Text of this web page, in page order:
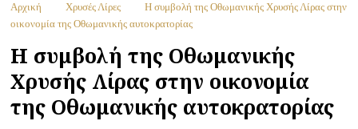
Αρχική Χρυσές Λίρες
Η συμβολή της Οθωμανικής Χρυσής Λίρας στην
οικονομία της Οθωμανικής αυτοκρατορίας
Η συμβολή της Οθωμανικής
Χρυσής Λίρας στην οικονομία
της Οθωμανικής αυτοκρατορίας